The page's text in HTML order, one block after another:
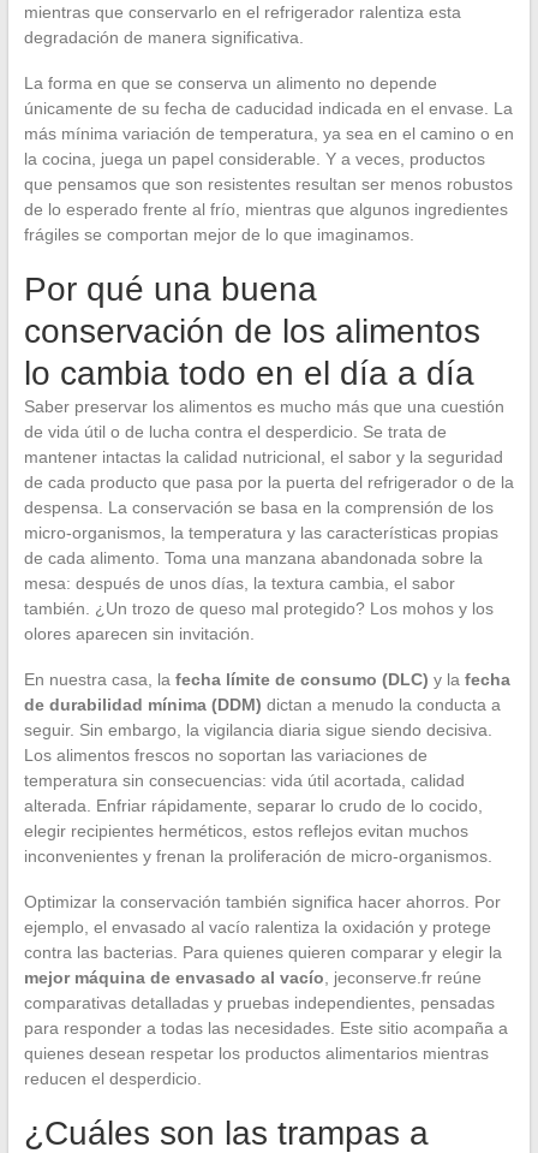
mientras que conservarlo en el refrigerador ralentiza esta
degradación de manera significativa.
La forma en que se conserva un alimento no depende
únicamente de su fecha de caducidad indicada en el envase. La
más mínima variación de temperatura, ya sea en el camino o en
la cocina, juega un papel considerable. Y a veces, productos
que pensamos que son resistentes resultan ser menos robustos
de lo esperado frente al frío, mientras que algunos ingredientes
frágiles se comportan mejor de lo que imaginamos.
Por qué una buena
conservación de los alimentos
lo cambia todo en el día a día
Saber preservar los alimentos es mucho más que una cuestión
de vida útil o de lucha contra el desperdicio. Se trata de
mantener intactas la calidad nutricional, el sabor y la seguridad
de cada producto que pasa por la puerta del refrigerador o de la
despensa. La conservación se basa en la comprensión de los
micro-organismos, la temperatura y las características propias
de cada alimento. Toma una manzana abandonada sobre la
mesa: después de unos días, la textura cambia, el sabor
también. ¿Un trozo de queso mal protegido? Los mohos y los
olores aparecen sin invitación.
En nuestra casa, la fecha límite de consumo (DLC) y la fecha
de durabilidad mínima (DDM) dictan a menudo la conducta a
seguir. Sin embargo, la vigilancia diaria sigue siendo decisiva.
Los alimentos frescos no soportan las variaciones de
temperatura sin consecuencias: vida útil acortada, calidad
alterada. Enfriar rápidamente, separar lo crudo de lo cocido,
elegir recipientes herméticos, estos reflejos evitan muchos
inconvenientes y frenan la proliferación de micro-organismos.
Optimizar la conservación también significa hacer ahorros. Por
ejemplo, el envasado al vacío ralentiza la oxidación y protege
contra las bacterias. Para quienes quieren comparar y elegir la
mejor máquina de envasado al vacío , jeconserve.fr reúne
comparativas detalladas y pruebas independientes, pensadas
para responder a todas las necesidades. Este sitio acompaña a
quienes desean respetar los productos alimentarios mientras
reducen el desperdicio.
¿Cuáles son las trampas a